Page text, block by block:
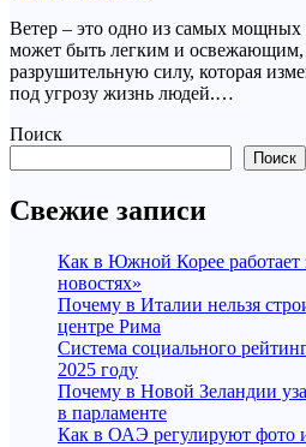
Ветер – это одно из самых
может быть легким и освежающим,
разрушительную силу, которая
под угрозу жизнь людей.…
Поиск
Поиск
Свежие записи
Как в Южной Корее работает
новостях»
Почему в Италии нельзя
центре Рима
Система социального
2025 году
Почему в Новой Зеландии
в парламенте
Как в ОАЭ регулируют фото